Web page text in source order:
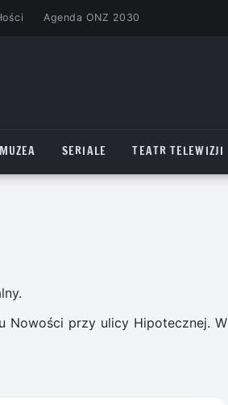
Agenda ONZ 2030
MUZEA SERIALE TEATR TELEWIZJI
Nowości przy ulicy Hipotecznej. W